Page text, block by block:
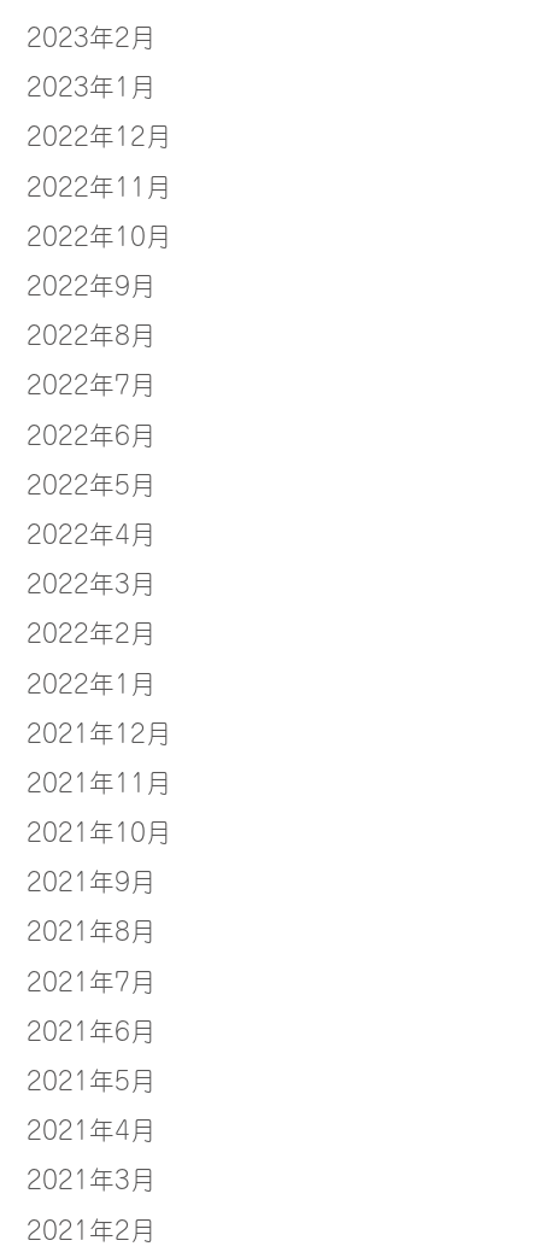
2023年2月
2023年1月
2022年12月
2022年11月
2022年10月
2022年9月
2022年8月
2022年7月
2022年6月
2022年5月
2022年4月
2022年3月
2022年2月
2022年1月
2021年12月
2021年11月
2021年10月
2021年9月
2021年8月
2021年7月
2021年6月
2021年5月
2021年4月
2021年3月
2021年2月